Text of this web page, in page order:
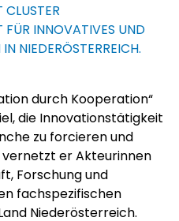
CLUSTER
FÜR INNOVATIVES UND
NIEDERÖSTERREICH.
durch Kooperation“
die Innovationstätigkeit
zu forcieren und
vernetzt er Akteurinnen
Forschung und
fachspezifischen
Niederösterreich.